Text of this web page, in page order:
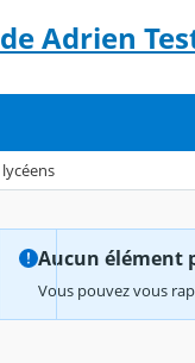
Adrien
Aucun élément
Vous pouvez vous